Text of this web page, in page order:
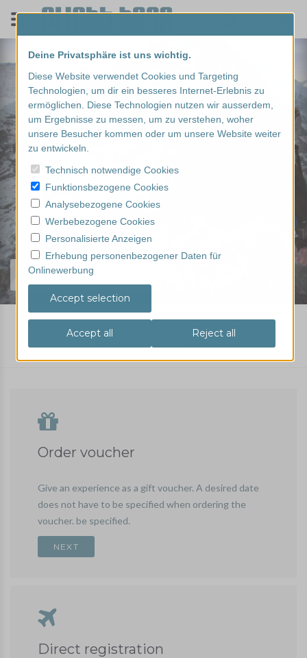
Find your experience...
Parachute tandem jump
Helicopter jump
Eiger Incredible
Order voucher
Give an experience as a gift voucher. A desired date
does not have to be specified when ordering the
voucher. be specified.
Direct registration
Deine Privatsphäre ist uns wichtig.
Diese Website verwendet Cookies und Targeting
Technologien, um dir ein besseres Internet-Erlebnis zu
ermöglichen. Diese Technologien nutzen wir ausserdem,
um Ergebnisse zu messen, um zu verstehen, woher
unsere Besucher kommen oder um unsere Website weiter
zu entwickeln.
Technisch notwendige Cookies
Funktionsbezogene Cookies
Analysebezogene Cookies
Werbebezogene Cookies
Personalisierte Anzeigen
Erhebung personenbezogener Daten für
Onlinewerbung